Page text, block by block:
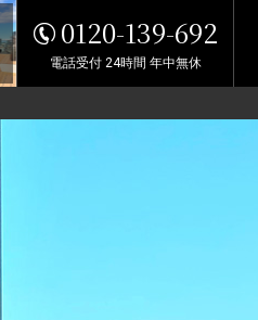
0120-139-692
電話受付 24時間 年中無休